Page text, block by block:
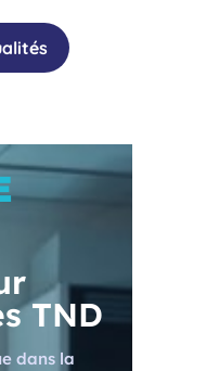
TND
dans la